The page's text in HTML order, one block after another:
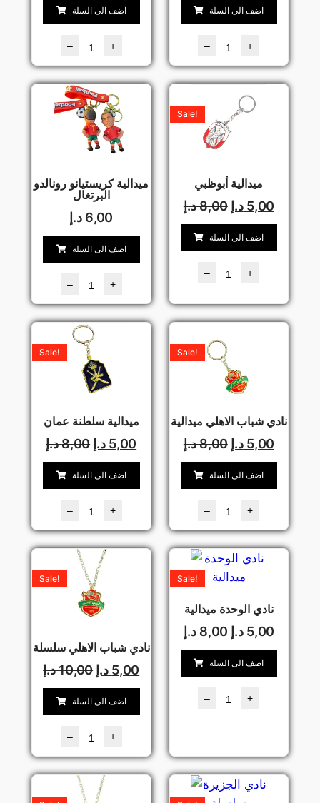
اضف الى السلة
– +
اضف الى السلة
– +
ميدالية كريستيانو رونالدو
البرتغال
6,00 د.إ
اضف الى السلة
– +
ميدالية أبوظبي
Sale!
8,00د.إ 5,00 د.إ
اضف الى السلة
– +
ميدالية سلطنة عمان
Sale!
8,00د.إ 5,00 د.إ
اضف الى السلة
– +
نادي شباب الاهلي ميدالية
Sale!
8,00د.إ 5,00 د.إ
اضف الى السلة
– +
نادي شباب الاهلي سلسلة
Sale!
10,00د.إ 5,00 د.إ
اضف الى السلة
– +
نادي الوحدة ميدالية
Sale!
8,00د.إ 5,00 د.إ
اضف الى السلة
– +